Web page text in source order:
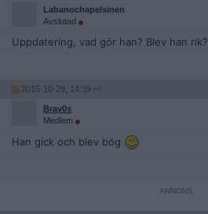
Labanochapelsinen
Avslutad
Uppdatering, vad gör han? Blev han rik?
2015-10-29, 14:39
Brav0s
Medlem
Han gick och blev bög